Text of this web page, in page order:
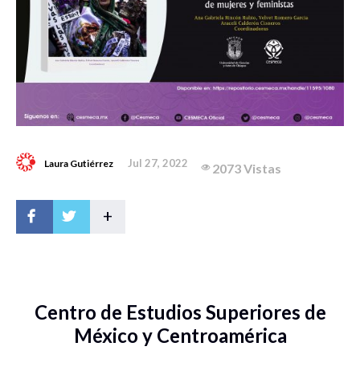
Laura Gutiérrez Jul 27, 2022 2073 Vistas
+
Centro de Estudios Superiores de
México y Centroamérica